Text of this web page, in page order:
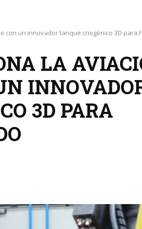
con un innovador tanque criogénico 3D para
LA
3D PARA